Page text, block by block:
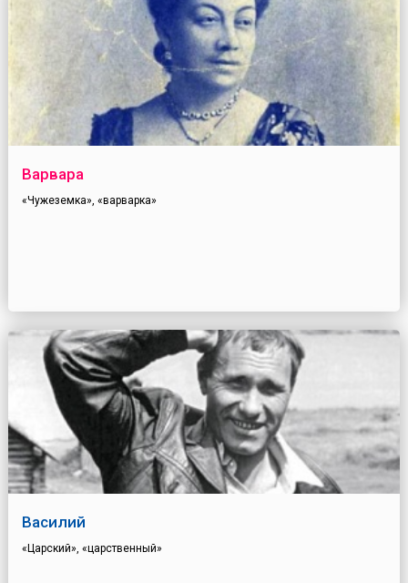
Варвара
«Чужеземка», «варварка»
Василий
«Царский», «царственный»